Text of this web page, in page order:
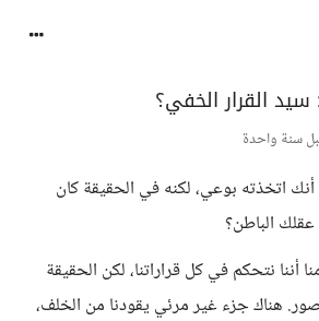
القرار الخفي؟
سنة واحدة
اتخذته بوعي، لكنه في الحقيقة كان
الباطن؟
أننا نتحكم في كل قراراتنا، لكن الحقيقة
هناك جزء غير مرئي يقودنا من الخلف،